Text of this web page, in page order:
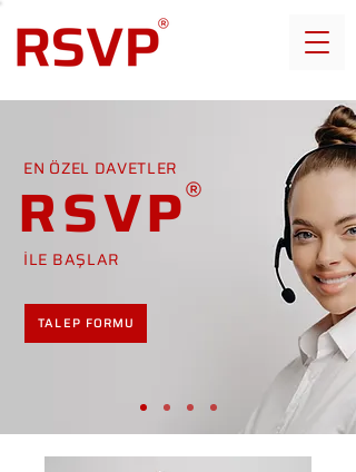
EN ÖZEL DAVETLER
RSVP
İLE BAŞLAR
TALEP FORMU